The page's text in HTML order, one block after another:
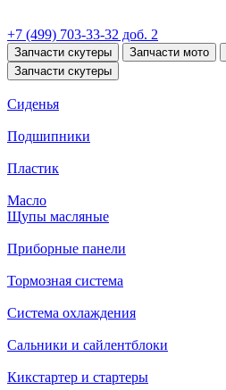
+7 (499) 703-33-32 доб. 2
Запчасти скутеры Запчасти мото
Запчасти скутеры
Сиденья
Подшипники
Пластик
Масло
Щупы масляные
Приборные панели
Тормозная система
Система охлаждения
Сальники и сайлентблоки
Кикстартер и стартеры